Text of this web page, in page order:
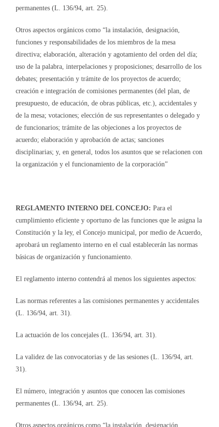
permanentes (L. 136/94, art. 25).
Otros aspectos orgánicos como “la instalación, designación,
funciones y responsabilidades de los miembros de la mesa
directiva; elaboración, alteración y agotamiento del orden del día;
uso de la palabra, interpelaciones y proposiciones; desarrollo de los
debates; presentación y trámite de los proyectos de acuerdo;
creación e integración de comisiones permanentes (del plan, de
presupuesto, de educación, de obras públicas, etc.), accidentales y
de la mesa; votaciones; elección de sus representantes o delegado y
de funcionarios; trámite de las objeciones a los proyectos de
acuerdo; elaboración y aprobación de actas; sanciones
disciplinarias; y, en general, todos los asuntos que se relacionen con
la organización y el funcionamiento de la corporación”
REGLAMENTO INTERNO DEL CONCEJO: Para el
cumplimiento eficiente y oportuno de las funciones que le asigna la
Constitución y la ley, el Concejo municipal, por medio de Acuerdo,
aprobará un reglamento interno en el cual establecerán las normas
básicas de organización y funcionamiento.
El reglamento interno contendrá al menos los siguientes aspectos:
Las normas referentes a las comisiones permanentes y accidentales
(L. 136/94, art. 31).
La actuación de los concejales (L. 136/94, art. 31).
La validez de las convocatorias y de las sesiones (L. 136/94, art.
31).
El número, integración y asuntos que conocen las comisiones
permanentes (L. 136/94, art. 25).
Otros aspectos orgánicos como “la instalación, designación,